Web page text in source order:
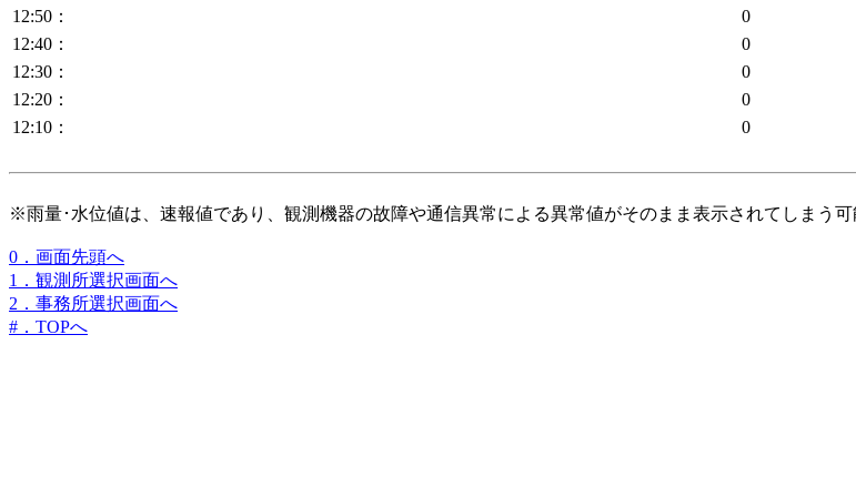
12:50：
0
12:40：
0
12:30：
0
12:20：
0
12:10：
0
※雨量･水位値は、速報値であり、観測機器の故障や通信異常による異常値がそのまま表示されてしまう可
0．画面先頭へ
1．観測所選択画面へ
2．事務所選択画面へ
#．TOPへ